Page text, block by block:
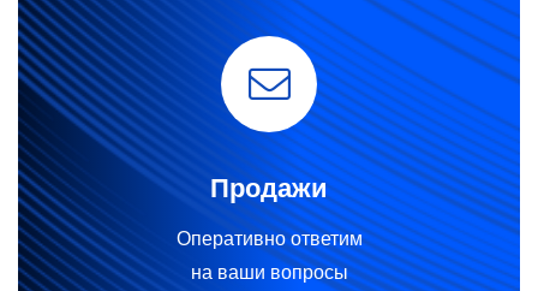
Продажи
Оперативно ответим
на ваши вопросы